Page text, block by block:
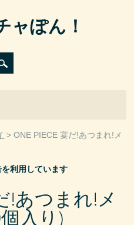
ャぽん！
ONE PIECE 宴だ!あつまれ!メ
利用しています
!あつまれ!メ
入り)